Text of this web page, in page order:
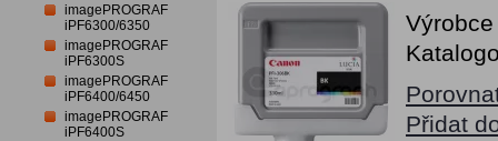
imagePROGRAF
iPF6300/6350
imagePROGRAF
iPF6300S
imagePROGRAF
iPF6400/6450
imagePROGRAF
iPF6400S
Přidat